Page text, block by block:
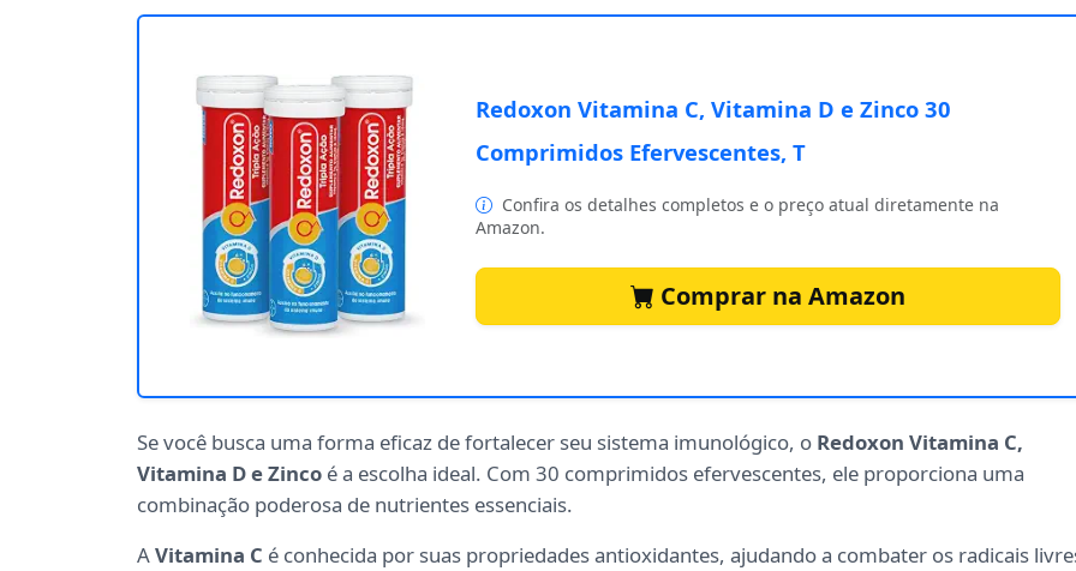
Redoxon Vitamina C, Vitamina D e Zinco 30
Comprimidos Efervescentes, T
Confira os detalhes completos e o preço atual diretamente na
Amazon.
Comprar na Amazon
Se você busca uma forma eficaz de fortalecer seu sistema imunológico, o Redoxon Vitamina C,
Vitamina D e Zinco é a escolha ideal. Com 30 comprimidos efervescentes, ele proporciona uma
combinação poderosa de nutrientes essenciais.
AVitamina C é conhecida por suas propriedades antioxidantes, ajudando a combater os radicais